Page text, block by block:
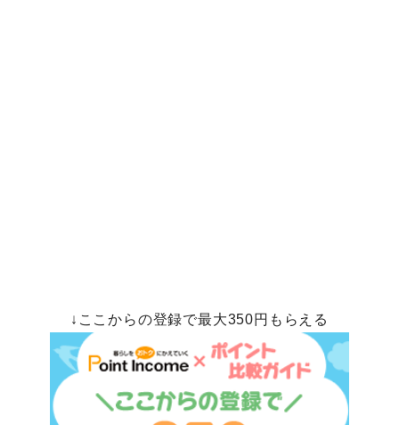
↓ここからの登録で最大350円もらえる